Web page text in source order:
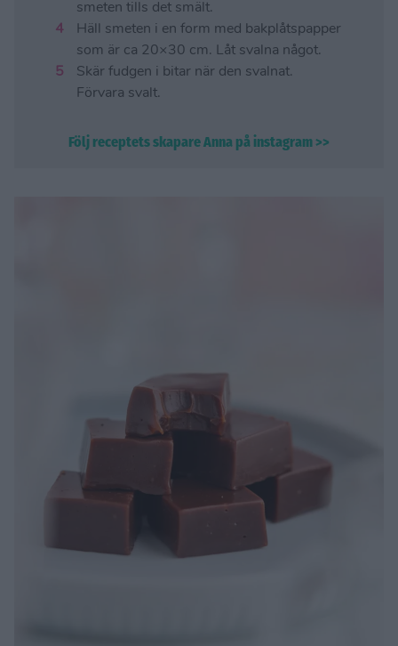
smeten tills det smält.
Häll smeten i en form med bakplåtspapper
som är ca 20×30 cm. Låt svalna något.
Skär fudgen i bitar när den svalnat.
Förvara svalt.
Följ receptets skapare Anna på instagram >>